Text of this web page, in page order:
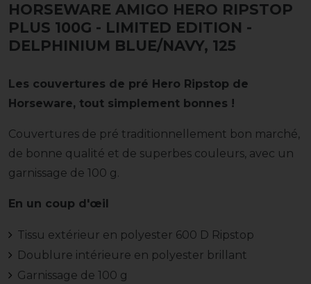
HORSEWARE AMIGO HERO RIPSTOP
PLUS 100G - LIMITED EDITION -
DELPHINIUM BLUE/NAVY, 125
Les couvertures de pré Hero Ripstop de
Horseware, tout simplement bonnes !
Couvertures de pré traditionnellement bon marché,
de bonne qualité et de superbes couleurs, avec un
garnissage de 100 g.
En un coup d'œil
Tissu extérieur en polyester 600 D Ripstop
Doublure intérieure en polyester brillant
Garnissage de 100 g